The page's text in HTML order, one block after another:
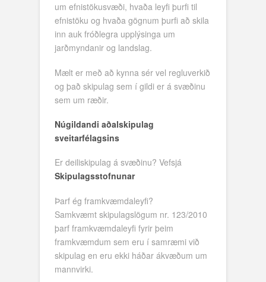
um efnistökusvæði, hvaða leyfi þurfi til
efnistöku og hvaða gögnum þurfi að skila
inn auk fróðlegra upplýsinga um
jarðmyndanir og landslag.
Mælt er með að kynna sér vel regluverkið
og það skipulag sem í gildi er á svæðinu
sem um ræðir.
Núgildandi aðalskipulag
sveitarfélagsins
Er deiliskipulag á svæðinu? Vefsjá
Skipulagsstofnunar
Þarf ég framkvæmdaleyfi?
Samkvæmt skipulagslögum nr. 123/2010
þarf framkvæmdaleyfi fyrir þeim
framkvæmdum sem eru í samræmi við
skipulag en eru ekki háðar ákvæðum um
mannvirki.